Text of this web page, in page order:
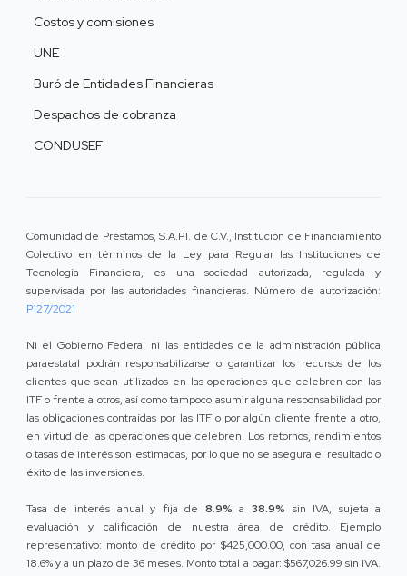
Costos y comisiones
UNE
Buró de Entidades Financieras
Despachos de cobranza
CONDUSEF
Comunidad de Préstamos, S.A.P.I. de C.V., Institución de Financiamiento
Colectivo en términos de la Ley para Regular las Instituciones de
Tecnología Financiera, es una sociedad autorizada, regulada y
supervisada por las autoridades financieras. Número de autorización:
P127/2021
Ni el Gobierno Federal ni las entidades de la administración pública
paraestatal podrán responsabilizarse o garantizar los recursos de los
clientes que sean utilizados en las operaciones que celebren con las
ITF o frente a otros, así como tampoco asumir alguna responsabilidad por
las obligaciones contraídas por las ITF o por algún cliente frente a otro,
en virtud de las operaciones que celebren. Los retornos, rendimientos
o tasas de interés son estimadas, por lo que no se asegura el resultado o
éxito de las inversiones.
Tasa de interés anual y fija de 8.9% a 38.9% sin IVA, sujeta a
evaluación y calificación de nuestra área de crédito. Ejemplo
representativo: monto de crédito por $425,000.00, con tasa anual de
18.6% y a un plazo de 36 meses. Monto total a pagar: $567,026.99 sin IVA.